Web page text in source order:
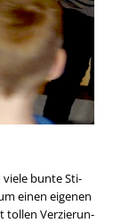
vie­le bun­te Sti­
einen eige­nen
tol­len Ver­zie­run­